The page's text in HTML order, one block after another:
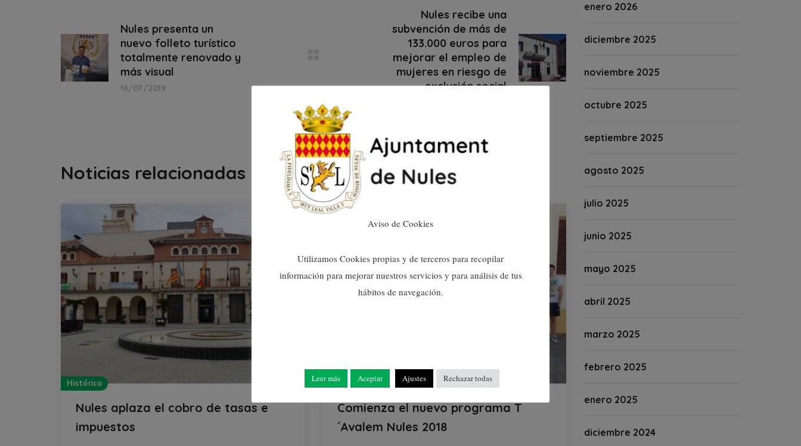
Nules presenta un
nuevo folleto turístico
totalmente renovado y
más visual
16/07/2019
Nules recibe una
subvención de más de
133.000 euros para
mejorar el empleo de
mujeres en riesgo de
exclusión social
Noticias relacionadas
Histórico
Nules aplaza el cobro de tasas e
impuestos
Histórico
Comienza el nuevo programa T
´Avalem Nules 2018
enero 2026
diciembre 2025
noviembre 2025
octubre 2025
septiembre 2025
agosto 2025
julio 2025
junio 2025
mayo 2025
abril 2025
marzo 2025
febrero 2025
enero 2025
diciembre 2024
Aviso de Cookies
Utilizamos Cookies propias y de terceros para recopilar
información para mejorar nuestros servicios y para análisis de tus
hábitos de navegación.
Leer más Aceptar Ajustes Rechazar todas